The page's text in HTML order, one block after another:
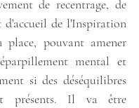
de recentrage, de
de l'Inspiration
pouvant amener
mental et
si des déséquilibres
présents. Il va être